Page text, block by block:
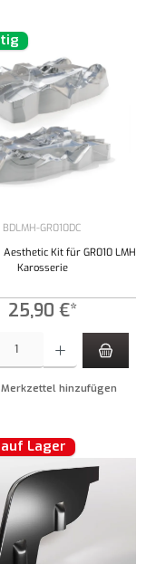
BDLMH-GR010DC
Kit für GR010 LMH
Karosserie
25,90 €*
hinzufügen
Lager